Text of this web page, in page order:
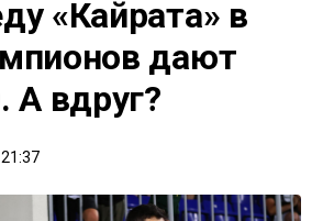
«Кайрата» в
дают
А вдруг?